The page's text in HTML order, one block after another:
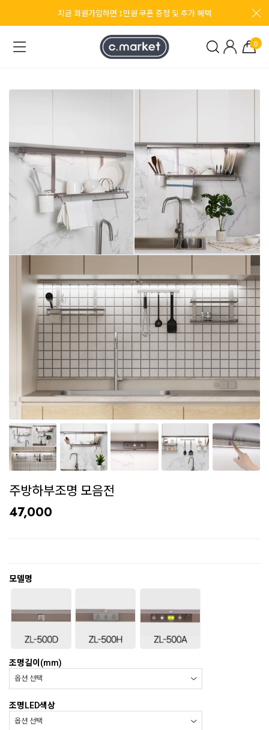
지금 회원가입하면 1만원 쿠폰 증정 및 추가 혜택
0
주방하부조명 모음전
47,000
모델명
조명길이(mm)
조명LED색상